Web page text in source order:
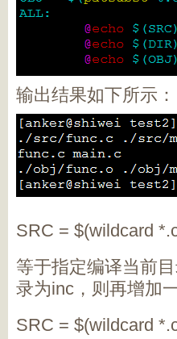
输出结果如下所示：
SRC = $(wildcard
等于指定编译当前
录为inc，则再增加
SRC = $(wildcard